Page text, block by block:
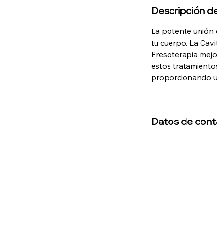
Descripción
La potente unión
tu cuerpo. La
Presoterapia
estos
proporcionando
Datos de